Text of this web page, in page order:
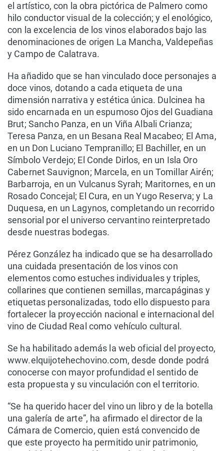
el artístico, con la obra pictórica de Palmero como
hilo conductor visual de la colección; y el enológico,
con la excelencia de los vinos elaborados bajo las
denominaciones de origen La Mancha, Valdepeñas
y Campo de Calatrava.
Ha añadido que se han vinculado doce personajes a
doce vinos, dotando a cada etiqueta de una
dimensión narrativa y estética única. Dulcinea ha
sido encarnada en un espumoso Ojos del Guadiana
Brut; Sancho Panza, en un Viña Albali Crianza;
Teresa Panza, en un Besana Real Macabeo; El Ama,
en un Don Luciano Tempranillo; El Bachiller, en un
Símbolo Verdejo; El Conde Dirlos, en un Isla Oro
Cabernet Sauvignon; Marcela, en un Tomillar Airén;
Barbarroja, en un Vulcanus Syrah; Maritornes, en un
Rosado Concejal; El Cura, en un Yugo Reserva; y La
Duquesa, en un Lagynos, completando un recorrido
sensorial por el universo cervantino reinterpretado
desde nuestras bodegas.
Pérez González ha indicado que se ha desarrollado
una cuidada presentación de los vinos con
elementos como estuches individuales y triples,
collarines que contienen semillas, marcapáginas y
etiquetas personalizadas, todo ello dispuesto para
fortalecer la proyección nacional e internacional del
vino de Ciudad Real como vehículo cultural.
Se ha habilitado además la web oficial del proyecto,
www.elquijotehechovino.com, desde donde podrá
conocerse con mayor profundidad el sentido de
esta propuesta y su vinculación con el territorio.
“Se ha querido hacer del vino un libro y de la botella
una galería de arte”, ha afirmado el director de la
Cámara de Comercio, quien está convencido de
que este proyecto ha permitido unir patrimonio,